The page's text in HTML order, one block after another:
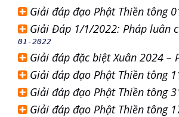
Giải đáp đạo Phật Thiền tông
Giải Đáp 1/1/2022: Pháp luân
01-2022
Giải đáp đặc biệt Xuân 2024 –
Giải đáp đạo Phật Thiền tông
Giải đáp đạo Phật Thiền tông
Giải đáp đạo Phật Thiền tông